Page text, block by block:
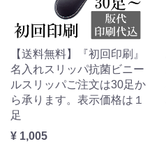
【送料無料】『初回印刷』
名入れスリッパ抗菌ビニー
ルスリッパご注文は30足か
ら承ります。表示価格は１
足
¥ 1,005